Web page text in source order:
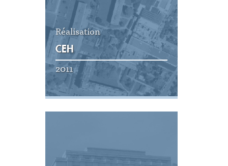
Réalisation
CEH
2011
Voir la réalisation